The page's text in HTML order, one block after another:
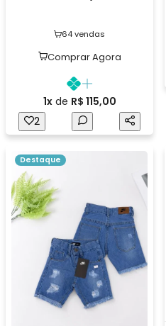
64 vendas
Comprar Agora
1xde R$ 115,00
2
Destaque